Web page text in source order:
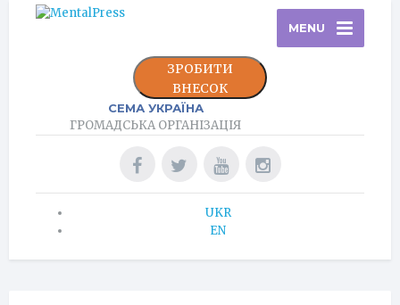
MENU
ЗРОБИТИ
ВНЕСОК
СЕМА УКРАЇНА
ГРОМАДСЬКА ОРГАНІЗАЦІЯ
UKR
EN